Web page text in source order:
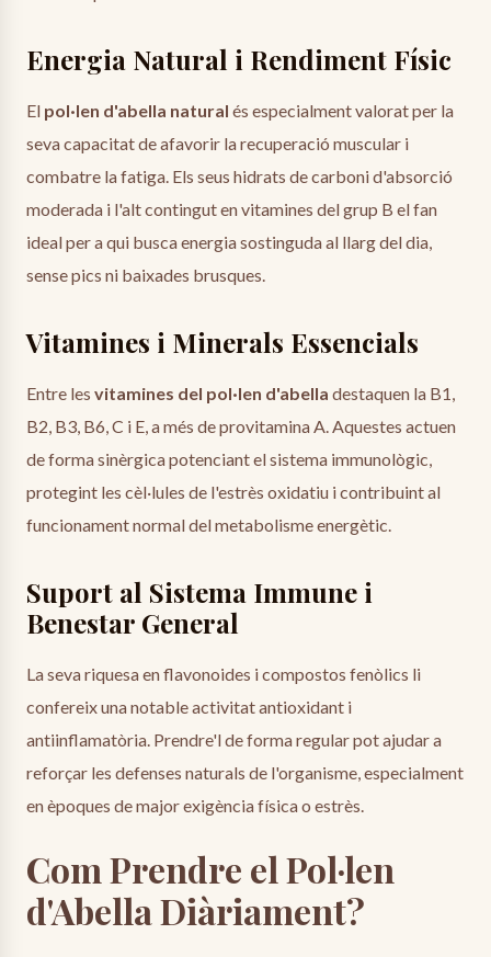
Energia Natural i Rendiment Físic
El pol·len d'abella natural és especialment valorat per la
seva capacitat de afavorir la recuperació muscular i
combatre la fatiga. Els seus hidrats de carboni d'absorció
moderada i l'alt contingut en vitamines del grup B el fan
ideal per a qui busca energia sostinguda al llarg del dia,
sense pics ni baixades brusques.
Vitamines i Minerals Essencials
Entre les vitamines del pol·len d'abella destaquen la B1,
B2, B3, B6, C i E, a més de provitamina A. Aquestes actuen
de forma sinèrgica potenciant el sistema immunològic,
protegint les cèl·lules de l'estrès oxidatiu i contribuint al
funcionament normal del metabolisme energètic.
Suport al Sistema Immune i
Benestar General
La seva riquesa en flavonoides i compostos fenòlics li
confereix una notable activitat antioxidant i
antiinflamatòria. Prendre'l de forma regular pot ajudar a
reforçar les defenses naturals de l'organisme, especialment
en èpoques de major exigència física o estrès.
Com Prendre el Pol·len
d'Abella Diàriament?